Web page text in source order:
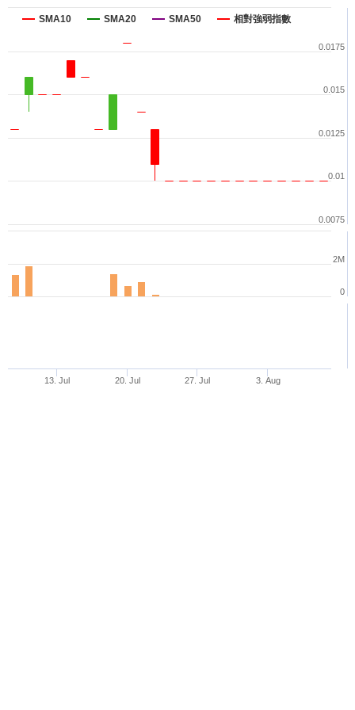
SMA10 SMA20 SMA50 相對強弱指數
13. Jul 20. Jul 27. Jul 3. Aug
0.0075
0.01
0.0125
0.015
0.0175
0
2M